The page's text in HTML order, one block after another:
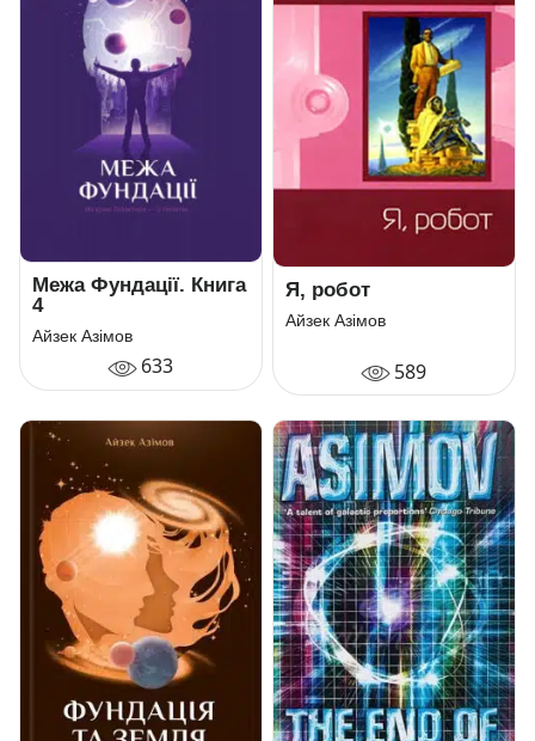
Межа Фундації. Книга
4
Айзек Азімов
633
Я, робот
Айзек Азімов
589